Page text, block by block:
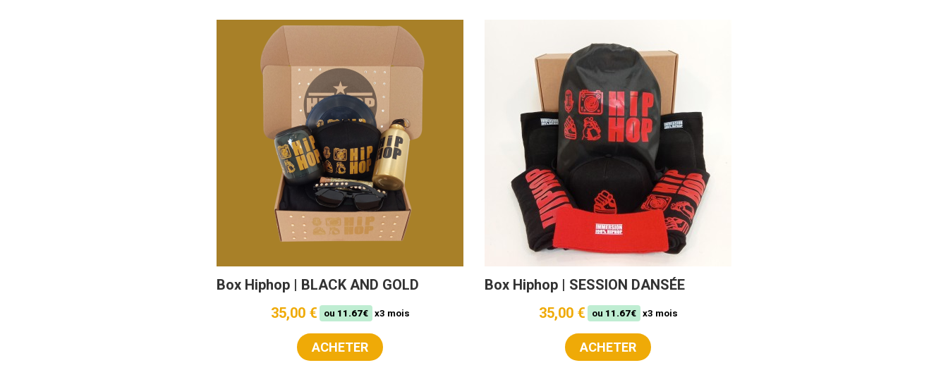
Box Hiphop | BLACK AND GOLD
35,00 €
ou 11.67€ x3 mois
ACHETER
Box Hiphop | SESSION DANSÉE
35,00 €
ou 11.67€ x3 mois
ACHETER